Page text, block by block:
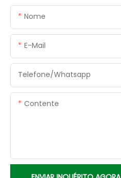
Nome
E-Mail
Telefone/whatsapp
Contente